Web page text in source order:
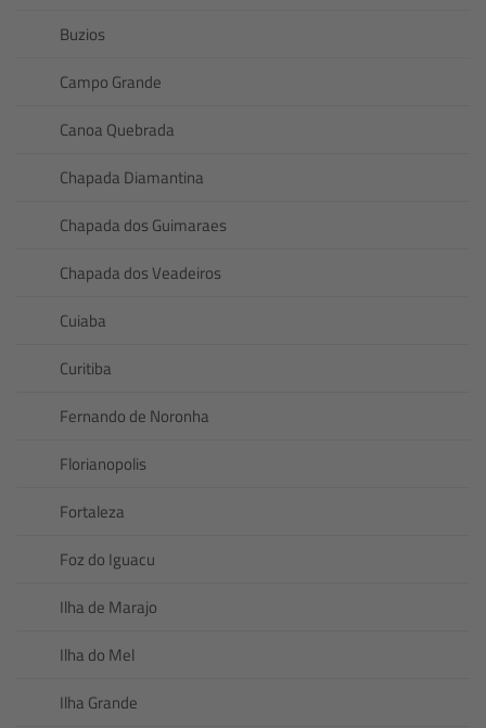
Buzios
Campo Grande
Canoa Quebrada
Chapada Diamantina
Chapada dos Guimaraes
Chapada dos Veadeiros
Cuiaba
Curitiba
Fernando de Noronha
Florianopolis
Fortaleza
Foz do Iguacu
Ilha de Marajo
Ilha do Mel
Ilha Grande